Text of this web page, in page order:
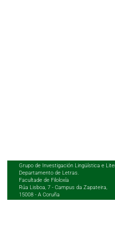
Grupo de Investigación Lingüística e
Departamento de Letras.
Facultade de Filoloxía
Rúa Lisboa, 7 - Campus da Zapateira,
15008 - A Coruña